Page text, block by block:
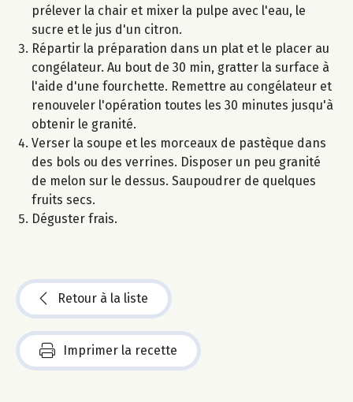
prélever la chair et mixer la pulpe avec l'eau, le
sucre et le jus d'un citron.
Répartir la préparation dans un plat et le placer au
congélateur. Au bout de 30 min, gratter la surface à
l'aide d'une fourchette. Remettre au congélateur et
renouveler l'opération toutes les 30 minutes jusqu'à
obtenir le granité.
Verser la soupe et les morceaux de pastèque dans
des bols ou des verrines. Disposer un peu granité
de melon sur le dessus. Saupoudrer de quelques
fruits secs.
Déguster frais.
Retour à la liste
Imprimer la recette